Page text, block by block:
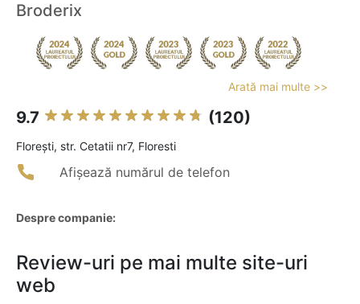
Broderix
Arată mai multe >>
9.7 (120)
Floreşti, str. Cetatii nr7, Floresti
Afișează numărul de telefon
Despre companie:
Review-uri pe mai multe site-uri
web